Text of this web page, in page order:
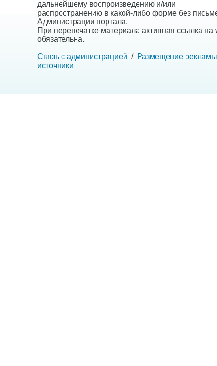
дальнейшему воспроизведению и/или
распространению в какой-либо форме без
Администрации портала.
При перепечатке материала активная ссылка на
обязательна.
Связь с администрацией / Размещение рекламы
источники